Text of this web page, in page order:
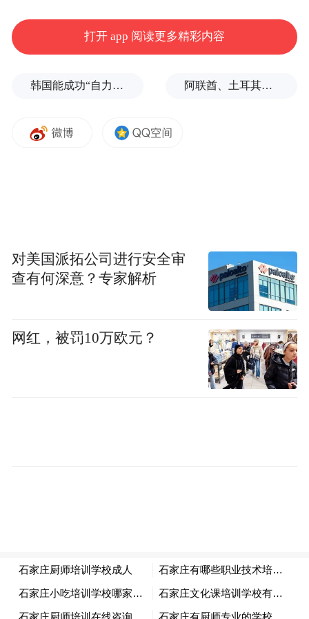
组织团伙形式对犯罪所得进行洗钱的行为。
仍处于初期阶段。此案与去年底曝光的乌克
存在关联，属于更广泛调查的一部分。随着
“庞大犯罪集团”，涉嫌洗钱、非法敛财等，
涉案金额近1亿美元。该案于去年11月曝光
后，乌司法部长和能源部长被乌最高拉达
马克的住宅，随后叶尔马克递交了辞呈。不
过，当时并没有报道表明叶尔马克是否因参
在叶尔马克被指控后，乌克兰总统泽连斯基
尚未发表正式声明。他的顾问德米特罗·利特
打开 app 阅读更多精彩内容
韩国能成功“自力更生”吗？ 阿联酋、土耳其、沙特等8国外长发表联合声明
对美国派拓公司进行安全审
查有何深意？专家解析
网红，被罚10万欧元？